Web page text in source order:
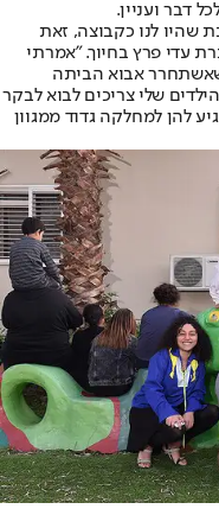
דבר ועניין.
שהיו לנו כקבוצה, זאת
עדי פרץ בחיוך. "אמרתי
אבוא הביתה
שלי צריכים לבוא לבקר
להן למחלקה גדוד ממגוון